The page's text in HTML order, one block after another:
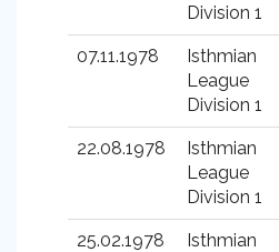
Division 1
07.11.1978
Isthmian
League
Division 1
22.08.1978
Isthmian
League
Division 1
25.02.1978
Isthmian